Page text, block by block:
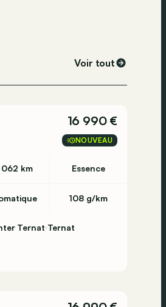
Voir tout
16 990 €
NOUVEAU
km Essence
108 g/km
Ternat Ternat